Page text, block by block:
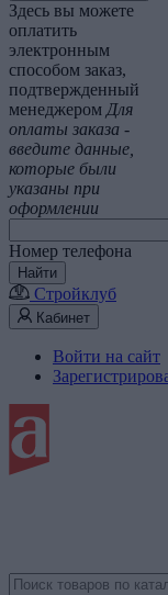
Здесь вы можете
оплатить
электронным
способом заказ,
подтвержденный
менеджером Для
оплаты заказа -
введите данные,
которые были
указаны при
оформлении
Номер телефона
Найти
Стройклуб
Кабинет
Войти на сайт